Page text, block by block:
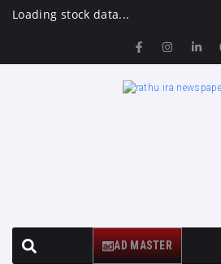
Loading stock data...
AD MASTER